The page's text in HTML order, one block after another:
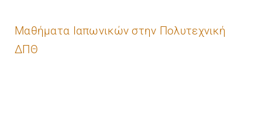
Μαθήματα Ιαπωνικών στην Πολυτεχνική
ΔΠΘ